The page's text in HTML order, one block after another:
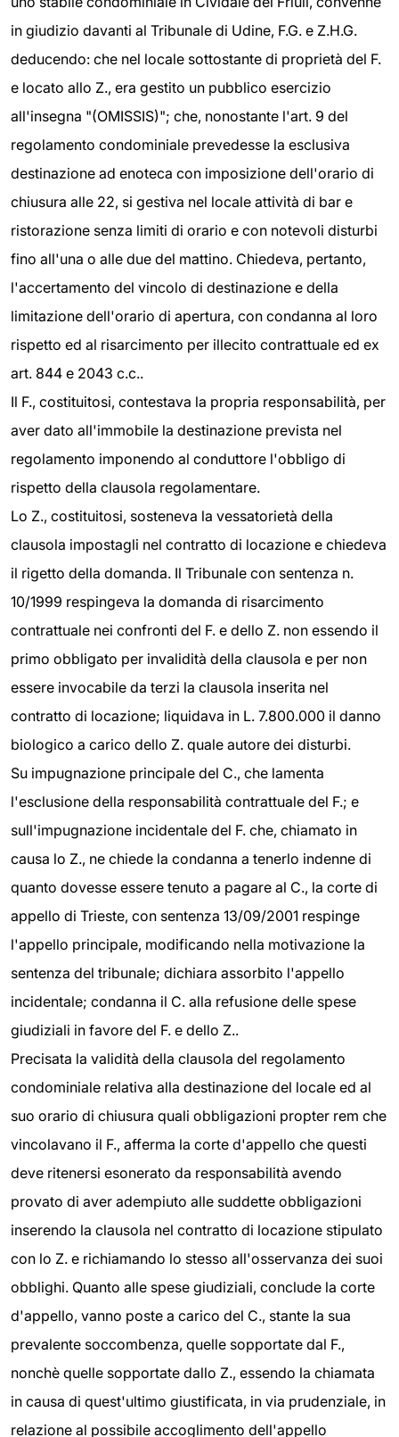
in giudizio davanti al Tribunale di Udine, F.G. e Z.H.G.
deducendo: che nel locale sottostante di proprietà del F.
e locato allo Z., era gestito un pubblico esercizio
all'insegna "(OMISSIS)"; che, nonostante l'art. 9 del
regolamento condominiale prevedesse la esclusiva
destinazione ad enoteca con imposizione dell'orario di
chiusura alle 22, si gestiva nel locale attività di bar e
ristorazione senza limiti di orario e con notevoli disturbi
fino all'una o alle due del mattino. Chiedeva, pertanto,
l'accertamento del vincolo di destinazione e della
limitazione dell'orario di apertura, con condanna al loro
rispetto ed al risarcimento per illecito contrattuale ed ex
art. 844 e 2043 c.c..
Il F., costituitosi, contestava la propria responsabilità, per
aver dato all'immobile la destinazione prevista nel
regolamento imponendo al conduttore l'obbligo di
rispetto della clausola regolamentare.
Lo Z., costituitosi, sosteneva la vessatorietà della
clausola impostagli nel contratto di locazione e chiedeva
il rigetto della domanda. Il Tribunale con sentenza n.
10/1999 respingeva la domanda di risarcimento
contrattuale nei confronti del F. e dello Z. non essendo il
primo obbligato per invalidità della clausola e per non
essere invocabile da terzi la clausola inserita nel
contratto di locazione; liquidava in L. 7.800.000 il danno
biologico a carico dello Z. quale autore dei disturbi.
Su impugnazione principale del C., che lamenta
l'esclusione della responsabilità contrattuale del F.; e
sull'impugnazione incidentale del F. che, chiamato in
causa lo Z., ne chiede la condanna a tenerlo indenne di
quanto dovesse essere tenuto a pagare al C., la corte di
appello di Trieste, con sentenza 13/09/2001 respinge
l'appello principale, modificando nella motivazione la
sentenza del tribunale; dichiara assorbito l'appello
incidentale; condanna il C. alla refusione delle spese
giudiziali in favore del F. e dello Z..
Precisata la validità della clausola del regolamento
condominiale relativa alla destinazione del locale ed al
suo orario di chiusura quali obbligazioni propter rem che
vincolavano il F., afferma la corte d'appello che questi
deve ritenersi esonerato da responsabilità avendo
provato di aver adempiuto alle suddette obbligazioni
inserendo la clausola nel contratto di locazione stipulato
con lo Z. e richiamando lo stesso all'osservanza dei suoi
obblighi. Quanto alle spese giudiziali, conclude la corte
d'appello, vanno poste a carico del C., stante la sua
prevalente soccombenza, quelle sopportate dal F.,
nonchè quelle sopportate dallo Z., essendo la chiamata
in causa di quest'ultimo giustificata, in via prudenziale, in
relazione al possibile accoglimento dell'appello